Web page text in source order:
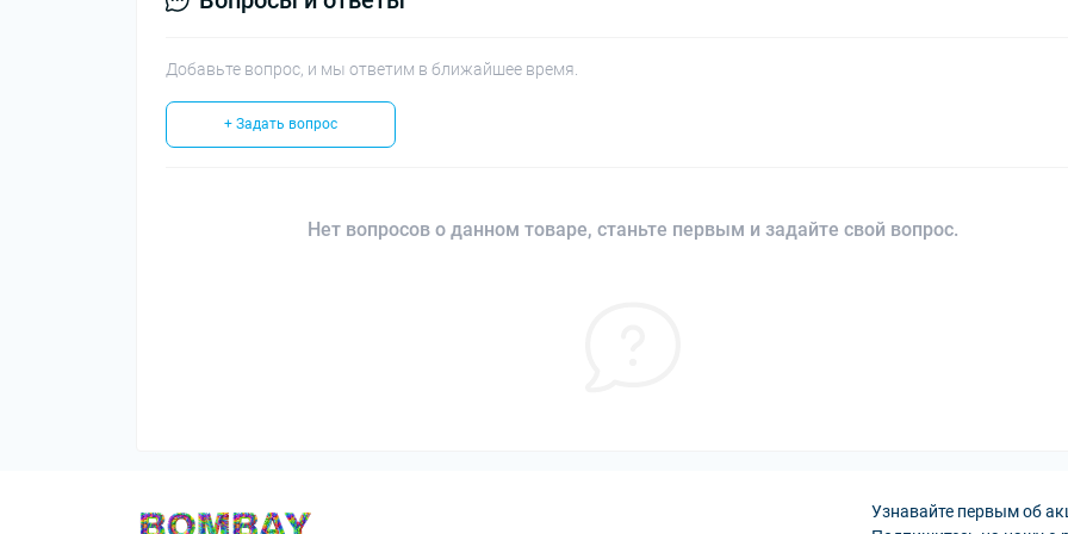
Добавьте вопрос, и мы ответим в ближайшее время.
+ Задать вопрос
Нет вопросов о данном товаре, станьте первым и задайте свой вопрос.
Узнавайте первым об